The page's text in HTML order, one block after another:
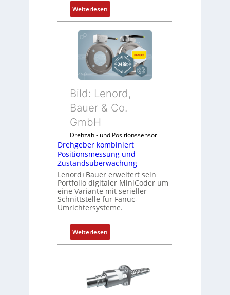
Weiterlesen:
D
r
e
h
g
e
e
m
b
i
i
e
r
P
o
s
i
o
Bild: Lenord,
Bauer & Co.
GmbH
Drehzahl- und Positionssensor
Drehgeber kombiniert
Positionsmessung und
Zustandsüberwachung
Lenord+Bauer erweitert sein
Portfolio digitaler MiniCoder um
eine Variante mit serieller
Schnittstelle für Fanuc-
Umrichtersysteme.
Weiterlesen:
D
h
g